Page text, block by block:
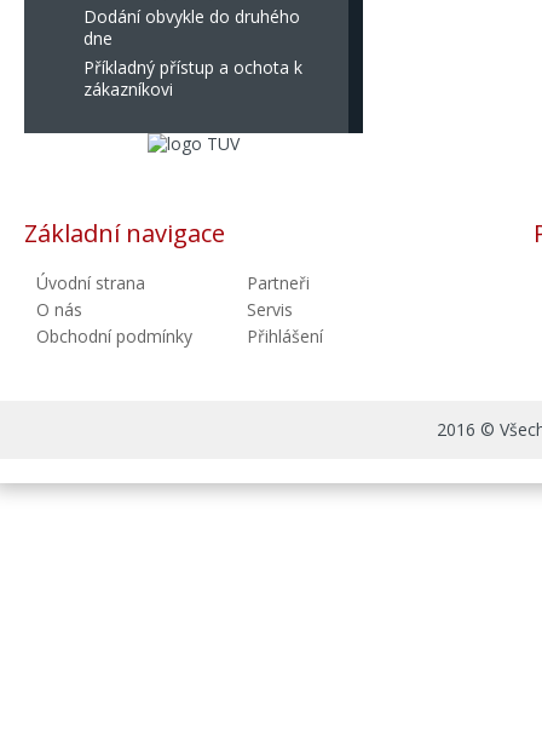
Dodání obvykle do druhého
dne
Příkladný přístup a ochota k
zákazníkovi
Základní navigace
Úvodní strana
O nás
Obchodní podmínky
Partneři
Servis
Přihlášení
2016 ©